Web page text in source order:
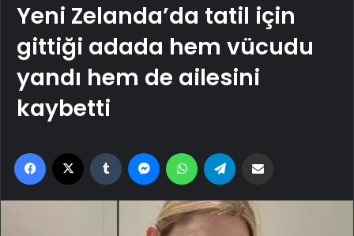
Yeni Zelanda’da tatil için
gittiği adada hem vücudu
yandı hem de ailesini
kaybetti
Facebook Tumblr MessengerWhatsApp